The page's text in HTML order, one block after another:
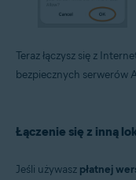
Teraz łączysz się z
bezpiecznych serwerów
Łączenie się z inną
Jeśli używasz płatnej